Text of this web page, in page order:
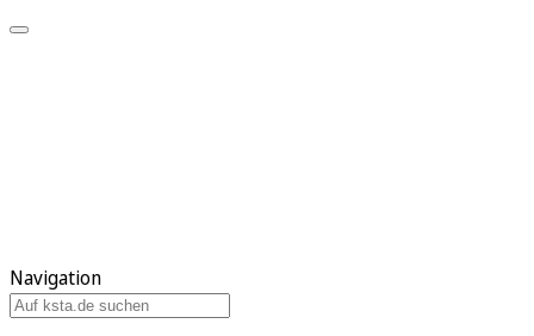
Navigation